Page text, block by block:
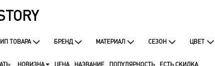
ТОВАРА БРЕНД МАТЕРИАЛ СЕЗОН ЦВЕТ
НОВИЗНА ЦЕНА НАЗВАНИЕ ПОПУЛЯРНОСТЬ ЕСТЬ СКИДКА